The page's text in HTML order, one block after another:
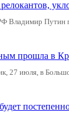
Путин
прошла в
июля, в